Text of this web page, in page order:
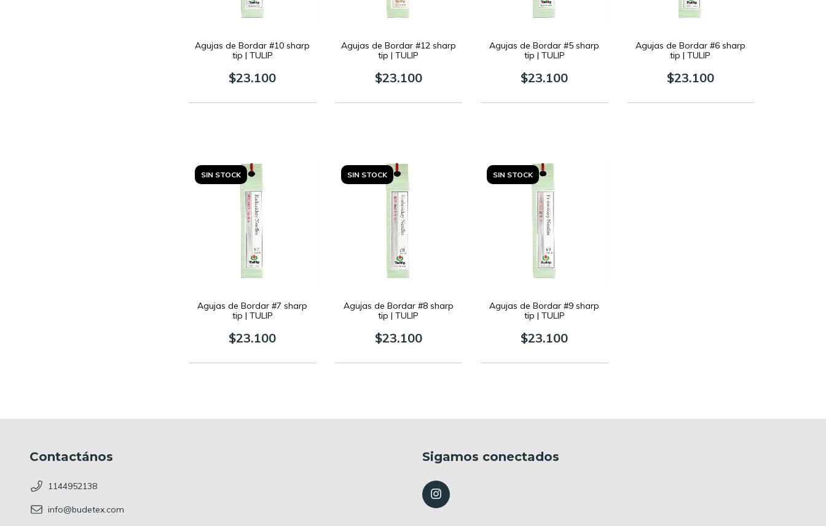
Agujas de Bordar #10 sharp
tip | TULIP
$23.100
Agujas de Bordar #12 sharp
tip | TULIP
$23.100
Agujas de Bordar #5 sharp
tip | TULIP
$23.100
Agujas de Bordar #6 sharp
tip | TULIP
$23.100
SIN STOCK
Agujas de Bordar #7 sharp
tip | TULIP
$23.100
SIN STOCK
Agujas de Bordar #8 sharp
tip | TULIP
$23.100
SIN STOCK
Agujas de Bordar #9 sharp
tip | TULIP
$23.100
Contactános
1144952138
info@budetex.com
Sigamos conectados